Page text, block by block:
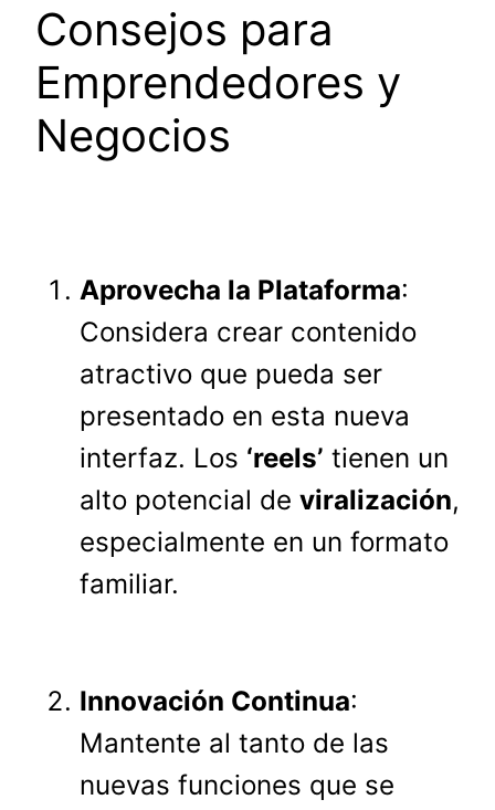
Consejos para
Emprendedores y
Negocios
Aprovecha la Plataforma:
Considera crear contenido
atractivo que pueda ser
presentado en esta nueva
interfaz. Los ‘reels’ tienen un
alto potencial de viralización,
especialmente en un formato
familiar.
Innovación Continua:
Mantente al tanto de las
nuevas funciones que se